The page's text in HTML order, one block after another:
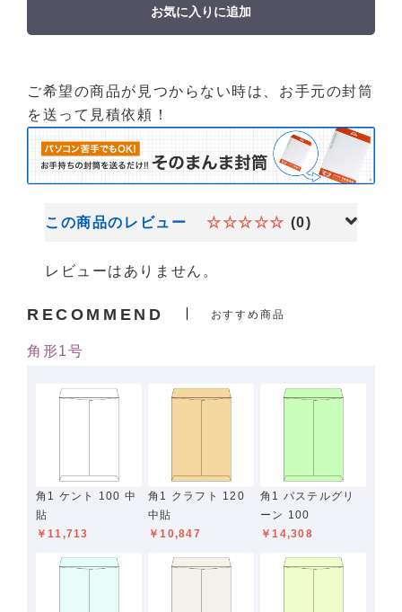
お気に入りに追加
ご希望の商品が見つからない時は、お手元の封筒
を送って見積依頼！
この商品のレビュー ☆☆☆☆☆ (0)
レビューはありません。
RECOMMEND おすすめ商品
角形1号
角1 ケント 100 中
貼
￥11,713
角1 クラフト 120
中貼
￥10,847
角1 パステルグリ
ーン 100
￥14,308